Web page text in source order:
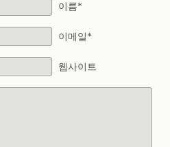
이름*
이메일*
웹사이트